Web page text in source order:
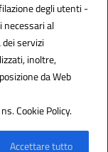
degli utenti -
necessari al
servizi
inoltre,
da Web
Cookie Policy.
Accettare tutto
S.r.l.
Italia